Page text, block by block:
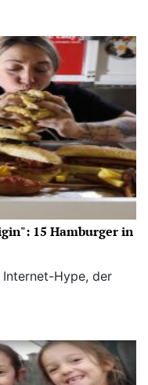
15 Hamburger in
Internet-Hype, der